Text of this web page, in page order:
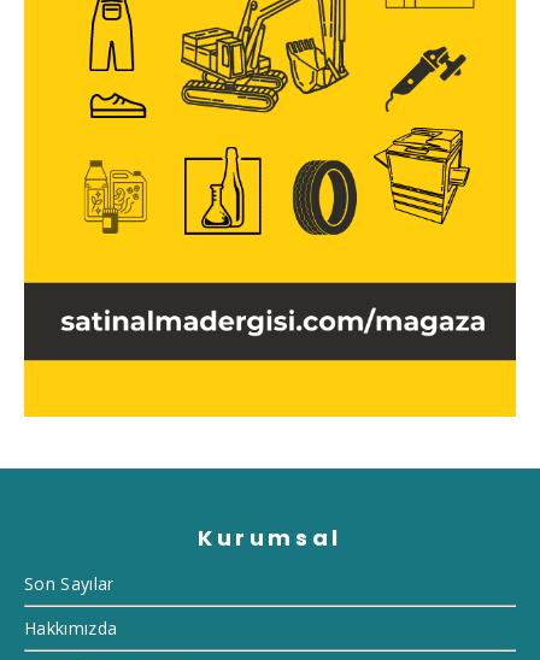
Kurumsal
Son Sayılar
Hakkımızda